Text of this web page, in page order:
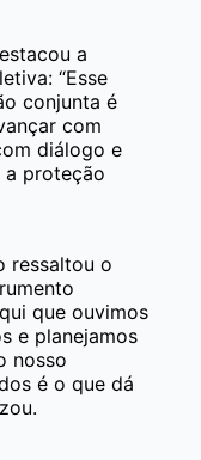
a
“Esse
conjunta é
com
diálogo e
a proteção
ressaltou o
que ouvimos
e planejamos
nosso
é o que dá